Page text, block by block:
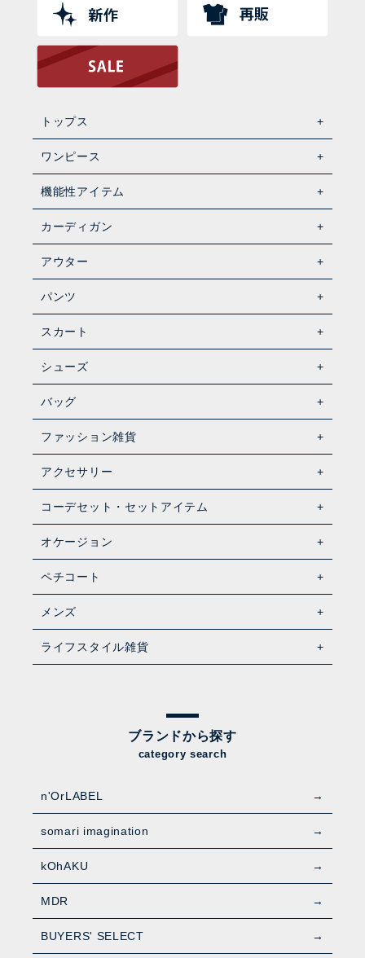
トップス
ワンピース
機能性アイテム
カーディガン
アウター
パンツ
スカート
シューズ
バッグ
ファッション雑貨
アクセサリー
コーデセット・セットアイテム
オケージョン
ペチコート
メンズ
ライフスタイル雑貨
ブランドから探す
category search
n'OrLABEL
somari imagination
kOhAKU
MDR
BUYERS' SELECT